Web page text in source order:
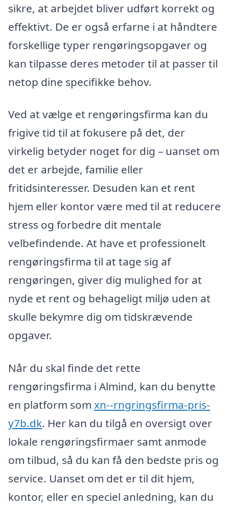
sikre, at arbejdet bliver udført korrekt og
effektivt. De er også erfarne i at håndtere
forskellige typer rengøringsopgaver og
kan tilpasse deres metoder til at passer til
netop dine specifikke behov.
Ved at vælge et rengøringsfirma kan du
frigive tid til at fokusere på det, der
virkelig betyder noget for dig – uanset om
det er arbejde, familie eller
fritidsinteresser. Desuden kan et rent
hjem eller kontor være med til at reducere
stress og forbedre dit mentale
velbefindende. At have et professionelt
rengøringsfirma til at tage sig af
rengøringen, giver dig mulighed for at
nyde et rent og behageligt miljø uden at
skulle bekymre dig om tidskrævende
opgaver.
Når du skal finde det rette
rengøringsfirma i Almind, kan du benytte
en platform som xn--rngringsfirma-pris-
y7b.dk. Her kan du tilgå en oversigt over
lokale rengøringsfirmaer samt anmode
om tilbud, så du kan få den bedste pris og
service. Uanset om det er til dit hjem,
kontor, eller en speciel anledning, kan du